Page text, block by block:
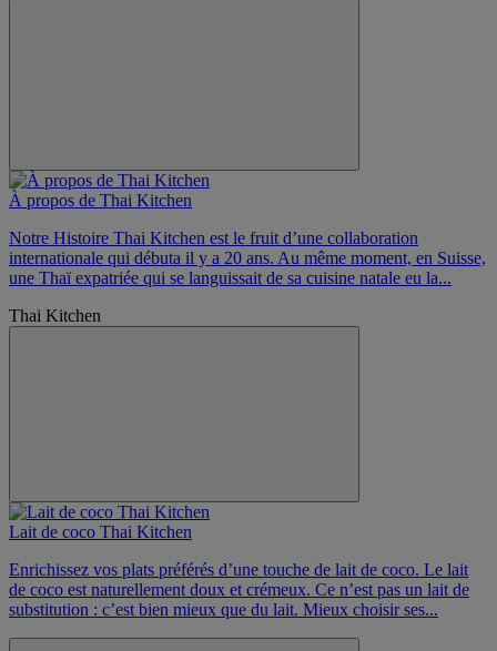
À propos de Thai Kitchen
Notre Histoire Thai Kitchen est le fruit d’une collaboration
internationale qui débuta il y a 20 ans. Au même moment, en Suisse,
une Thaï expatriée qui se languissait de sa cuisine natale eu la...
Thai Kitchen
Lait de coco Thai Kitchen
​Enrichissez vos plats préférés d’une touche de lait de coco. Le lait
de coco est naturellement doux et crémeux. Ce n’est pas un lait de
substitution : c’est bien mieux que du lait. Mieux choisir ses...